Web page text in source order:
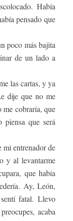
Había
pensado que
poco más bajita
de un lado a
las cartas, y ya
dije que no me
me cobraría, que
piensa que será
mi entrenador de
y al levantarme
que había
Ay, León,
fatal. Llevo
acaba